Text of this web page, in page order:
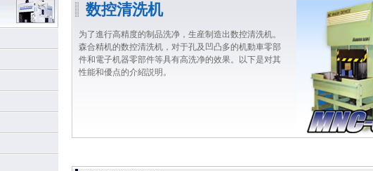
数控清洗机
为了進行高精度的制品洗净，生産制造出数控清洗机。
森合精机的数控清洗机，对于孔及凹凸多的机動車零部
件和電子机器零部件等具有高洗净的效果。以下是对其
性能和優点的介紹説明。